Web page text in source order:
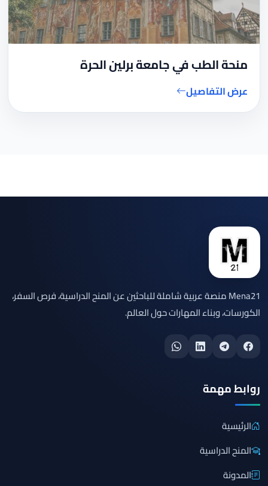
منحة الطب في جامعة برلين الحرة
عرض التفاصيل
Mena21 منصة عربية شاملة للباحثين عن المنح الدراسية، فرص السفر،
الكورسات، وبناء المهارات حول العالم.
روابط مهمة
الرئيسية
المنح الدراسية
المدونة